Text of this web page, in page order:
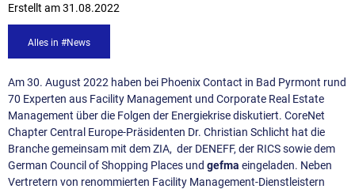
Erstellt am31.08.2022
Alles in #News
Am 30. August 2022 haben bei Phoenix Contact in Bad Pyrmont rund
70 Experten aus Facility Management und Corporate Real Estate
Management über die Folgen der Energiekrise diskutiert. CoreNet
Chapter Central Europe-Präsidenten Dr. Christian Schlicht hat die
Branche gemeinsam mit dem ZIA, der DENEFF, der RICS sowie dem
German Council of Shopping Places und gefma eingeladen. Neben
Vertretern von renommierten Facility Management-Dienstleistern